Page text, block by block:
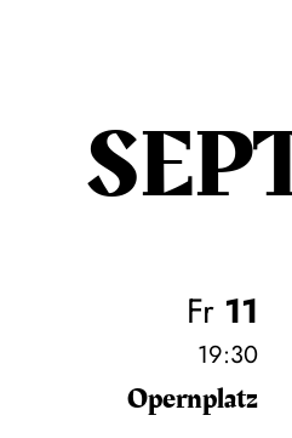
Fr 11
19:30
Opernplatz